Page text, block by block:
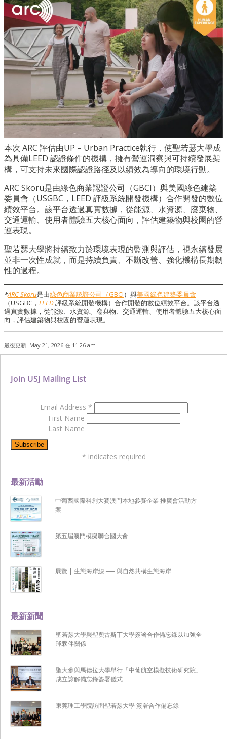
本次 ARC 評估由UP – Urban Practice執行，使聖若瑟大學成
為具備LEED 認證條件的機構，擁有營運洞察與可持續發展架
構，可支持未來國際認證路徑及以績效為導向的環境行動。
ARC Skoru是由綠色商業認證公司（GBCI）與美國綠色建築
委員會（USGBC，LEED 評級系統開發機構）合作開發的數位
績效平台。該平台透過真實數據，從能源、水資源、廢棄物、
交通運輸、使用者體驗五大核心面向，評估建築物與校園的營
運表現。
聖若瑟大學將持續致力於環境表現的監測與評估，視永續發展
並非一次性成就，而是持續負責、不斷改善、強化機構長期韌
性的過程。
*ARC Skoru是由綠色商業認證公司（GBCI）與美國綠色建築委員會
（USGBC， LEED評級系統開發機構）合作開發的數位績效平台。該平台透
過真實數據，從能源、水資源、廢棄物、交通運輸、使用者體驗五大核心面
向，評估建築物與校園的營運表現。
最後更新: May 21, 2026 在 11:26 am
最新新聞
聖若瑟大學與聖奧古斯丁大學簽署合作備忘錄以加強全
球夥伴關係
聖大參與馬德拉大學舉行「中葡航空模擬技術研究院」
成立諒解備忘錄簽署儀式
東莞理工學院訪問聖若瑟大學 簽署合作備忘錄
最新活動
中葡西國際科創大賽澳門本地參賽企業 推廣會活動方
案
第五屆澳門模擬聯合國大會
展覽 | 生態海岸線 ── 與自然共構生態海岸
Join USJ Mailing List
Email Address *
First Name
Last Name
* indicates required